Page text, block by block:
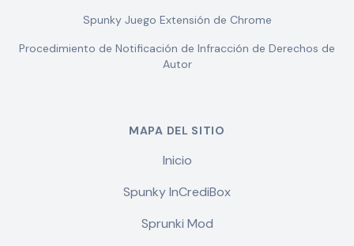
Spunky Juego Extensión de Chrome
Procedimiento de Notificación de Infracción de Derechos de
Autor
MAPA DEL SITIO
Inicio
Spunky InCrediBox
Sprunki Mod